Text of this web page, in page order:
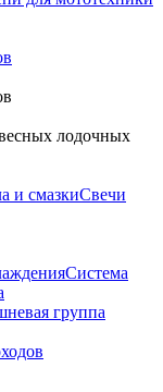
лодочных
и смазкиСвечи
Система
группа